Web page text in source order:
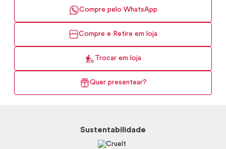
Compre pelo WhatsApp
Compre e Retire em loja
Trocar em loja
Quer presentear?
Sustentabilidade